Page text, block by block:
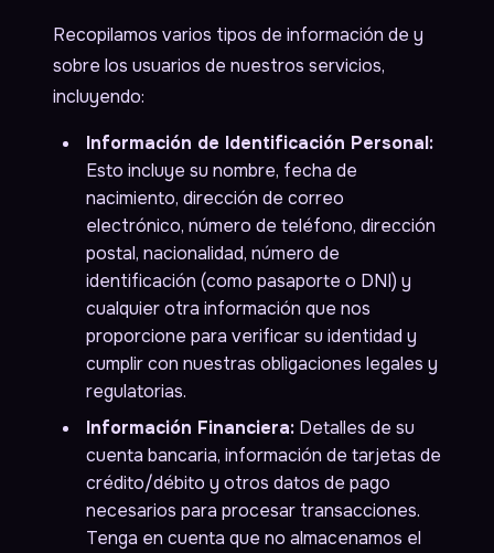
Recopilamos varios tipos de información de y
sobre los usuarios de nuestros servicios,
incluyendo:
Información de Identificación Personal:
Esto incluye su nombre, fecha de
nacimiento, dirección de correo
electrónico, número de teléfono, dirección
postal, nacionalidad, número de
identificación (como pasaporte o DNI) y
cualquier otra información que nos
proporcione para verificar su identidad y
cumplir con nuestras obligaciones legales y
regulatorias.
Información Financiera: Detalles de su
cuenta bancaria, información de tarjetas de
crédito/débito y otros datos de pago
necesarios para procesar transacciones.
Tenga en cuenta que no almacenamos el